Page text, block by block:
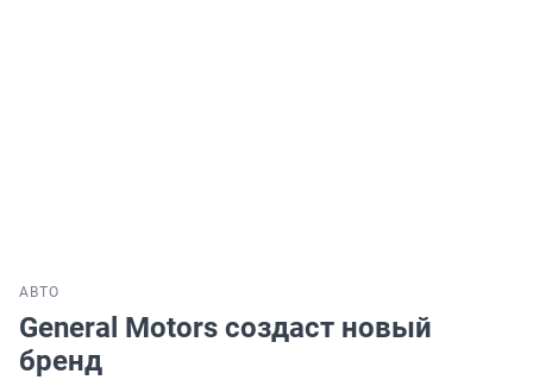
АВТО
General Motors создаст новый
бренд